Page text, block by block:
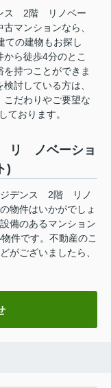
ス 2階 リノベー
マンションなら、
ての建物もお探し
から徒歩4分のとこ
持つことができま
討している方は、
こだわりやご要望な
ております。
リ ノベーショ
)
ジデンス 2階 リノ
物件はいかがでしょ
備のあるマンション
件です。不動産のこ
がございましたら、